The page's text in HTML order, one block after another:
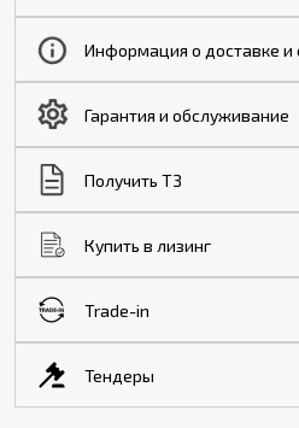
Информация о доставке и
Гарантия и обслуживание
Получить ТЗ
Купить в лизинг
Trade-in
Тендеры